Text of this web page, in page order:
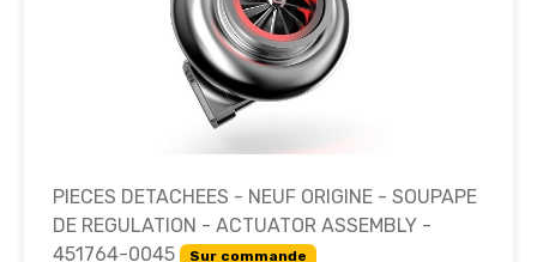
PIECES DETACHEES - NEUF ORIGINE - SOUPAPE
DE REGULATION - ACTUATOR ASSEMBLY -
451764-0045
Sur commande